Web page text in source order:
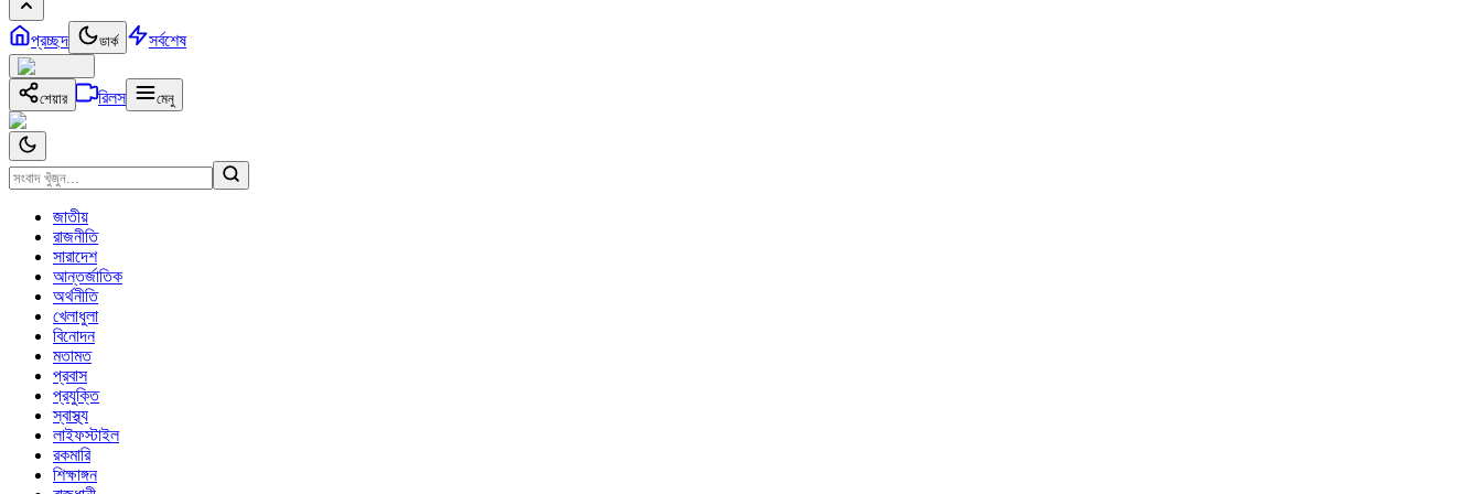
প্রচ্ছদ ডার্ক সর্বশেষ
শেয়ার রিলস মেনু
জাতীয়
রাজনীতি
সারাদেশ
আন্তর্জাতিক
অর্থনীতি
খেলাধুলা
বিনোদন
মতামত
প্রবাস
প্রযুক্তি
স্বাস্থ্য
লাইফস্টাইল
রকমারি
শিক্ষাঙ্গন